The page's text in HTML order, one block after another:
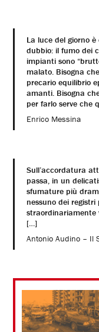
La luce del giorno
dubbio: il fumo dei
impianti sono
malato. Bisogna
precario equilibrio
amanti. Bisogna
per farlo serve che
Enrico Messina
Sull’accordatura
passa, in un
sfumature più
nessuno dei
straordinariamente
[…]
Antonio Audino – Il